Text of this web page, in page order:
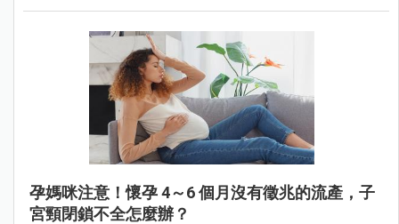
孕媽咪注意！懷孕 4～6 個月沒有徵兆的流產，子
宮頸閉鎖不全怎麼辦？